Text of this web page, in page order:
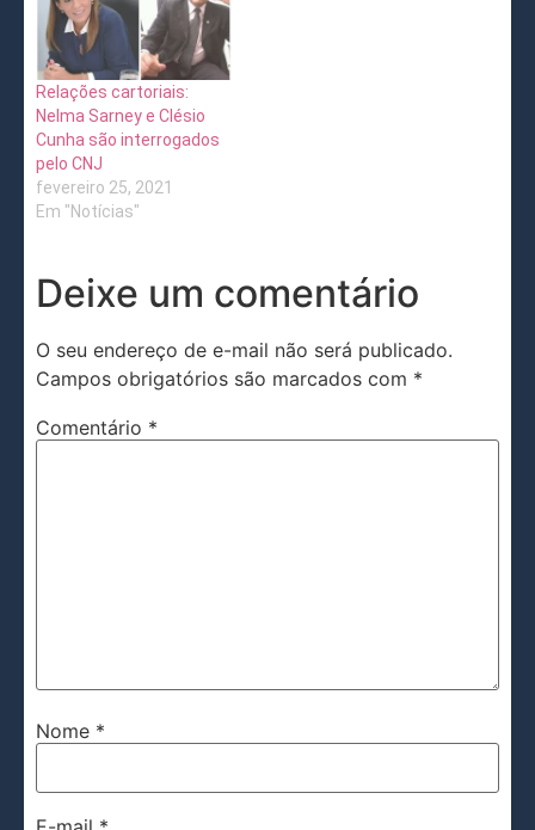
Relações cartoriais:
Nelma Sarney e Clésio
Cunha são interrogados
pelo CNJ
fevereiro 25, 2021
Em "Notícias"
Deixe um comentário
O seu endereço de e-mail não será publicado.
Campos obrigatórios são marcados com *
Comentário *
Nome *